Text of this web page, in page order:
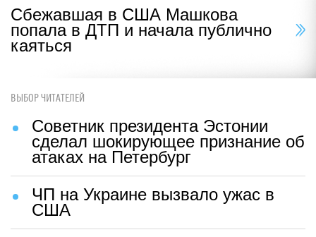
Сбежавшая в США Машкова
попала в ДТП и начала публично
каяться
ВЫБОР ЧИТАТЕЛЕЙ
Советник президента Эстонии
сделал шокирующее признание об
атаках на Петербург
ЧП на Украине вызвало ужас в
США